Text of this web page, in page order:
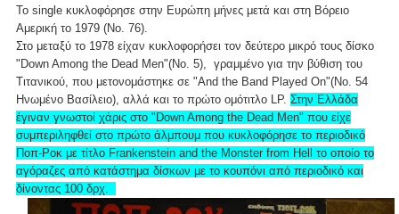
Το single κυκλοφόρησε στην Ευρώπη μήνες μετά και στη Βόρειο
Αμερική το 1979 (Νο. 76).
Στο μεταξύ το 1978 είχαν κυκλοφορήσει τον δεύτερο μικρό τους δίσκο
"Down Among the Dead Men"(Νο. 5), γραμμένο για την βύθιση του
Τιτανικού, που μετονομάστηκε σε "And the Band Played On"(Νο. 54
Ηνωμένο Βασίλειο), αλλά και το πρώτο ομότιτλο LP. Στην Ελλάδα
έγιναν γνωστοί χάρις στο "Down Among the Dead Men" που είχε
συμπεριληφθεί στο πρώτο άλμπουμ που κυκλοφόρησε το περιοδικό
Ποπ-Ροκ με τίτλο Frankenstein and the Monster from Hell το οποίο το
αγόραζες από κατάστημα δίσκων με το κουπόνι από περιοδικό και
δίνοντας 100 δρχ.